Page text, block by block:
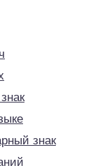
знак